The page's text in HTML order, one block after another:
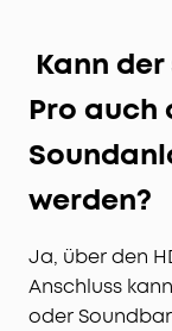
Kann
Pro auch
werden?
Ja, über den
Anschluss
oder